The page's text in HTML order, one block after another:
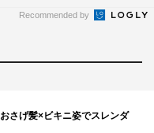
Recommended by
さげ髪×ビキニ姿でスレンダ